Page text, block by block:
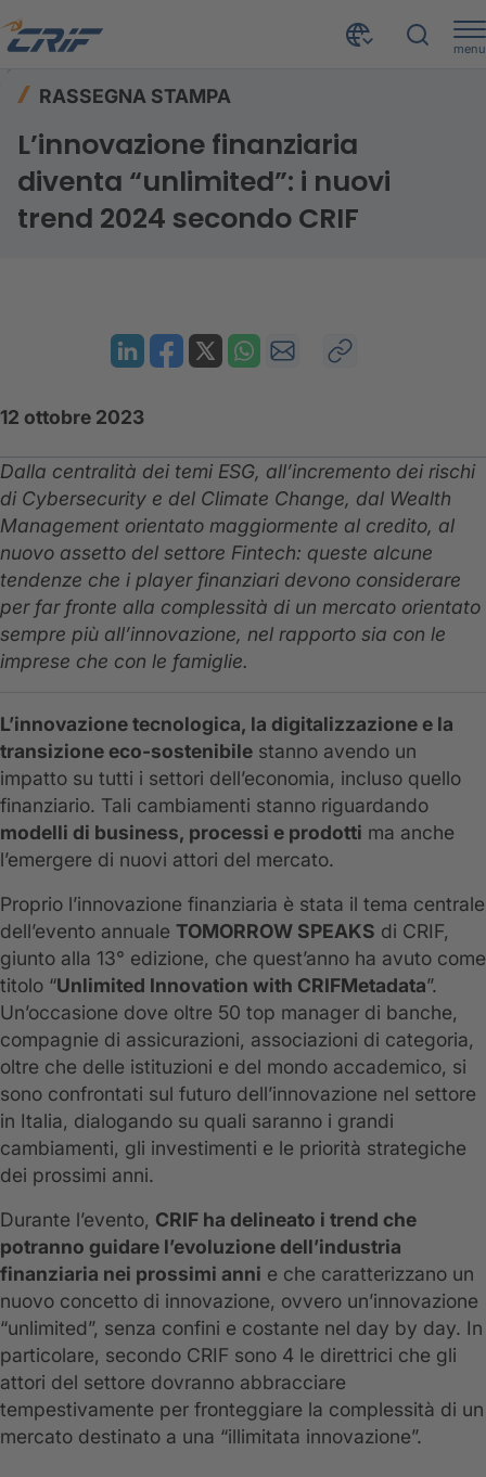
menu
RASSEGNA STAMPA
L’innovazione finanziaria
diventa “unlimited”: i nuovi
trend 2024 secondo CRIF
12 ottobre 2023
Dalla centralità dei temi ESG, all’incremento dei rischi
di Cybersecurity e del Climate Change, dal Wealth
Management orientato maggiormente al credito, al
nuovo assetto del settore Fintech: queste alcune
tendenze che i player finanziari devono considerare
per far fronte alla complessità di un mercato orientato
sempre più all’innovazione, nel rapporto sia con le
imprese che con le famiglie.
L’innovazione tecnologica, la digitalizzazione e la
transizione eco-sostenibile stanno avendo un
impatto su tutti i settori dell’economia, incluso quello
finanziario. Tali cambiamenti stanno riguardando
modelli di business, processi e prodotti ma anche
l’emergere di nuovi attori del mercato.
Proprio l’innovazione finanziaria è stata il tema centrale
dell’evento annuale TOMORROW SPEAKS di CRIF,
giunto alla 13° edizione, che quest’anno ha avuto come
titolo “Unlimited Innovation with CRIFMetadata”.
Un’occasione dove oltre 50 top manager di banche,
compagnie di assicurazioni, associazioni di categoria,
oltre che delle istituzioni e del mondo accademico, si
sono confrontati sul futuro dell’innovazione nel settore
in Italia, dialogando su quali saranno i grandi
cambiamenti, gli investimenti e le priorità strategiche
dei prossimi anni.
Durante l’evento, CRIF ha delineato i trend che
potranno guidare l’evoluzione dell’industria
finanziaria nei prossimi anni e che caratterizzano un
nuovo concetto di innovazione, ovvero un’innovazione
“unlimited”, senza confini e costante nel day by day. In
particolare, secondo CRIF sono 4 le direttrici che gli
attori del settore dovranno abbracciare
tempestivamente per fronteggiare la complessità di un
mercato destinato a una “illimitata innovazione”.